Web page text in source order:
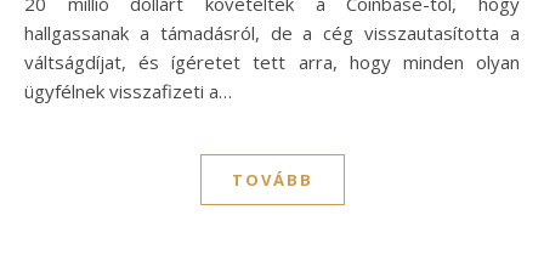
hallgassanak a támadásról, de a cég visszautasította a
váltságdíjat, és ígéretet tett arra, hogy minden olyan
ügyfélnek visszafizeti a…
TOVÁBB